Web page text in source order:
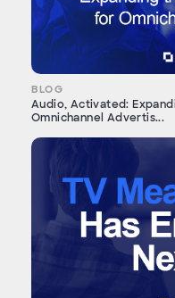
BLOG
Audio, Activated:
Omnichannel Advertis...